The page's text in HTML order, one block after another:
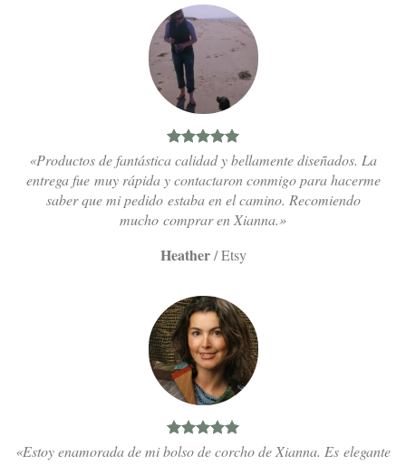
«Productos de fantástica calidad y bellamente diseñados. La
entrega fue muy rápida y contactaron conmigo para hacerme
saber que mi pedido estaba en el camino. Recomiendo
mucho comprar en Xianna.»
Heather /Etsy
«Estoy enamorada de mi bolso de corcho de Xianna. Es elegante